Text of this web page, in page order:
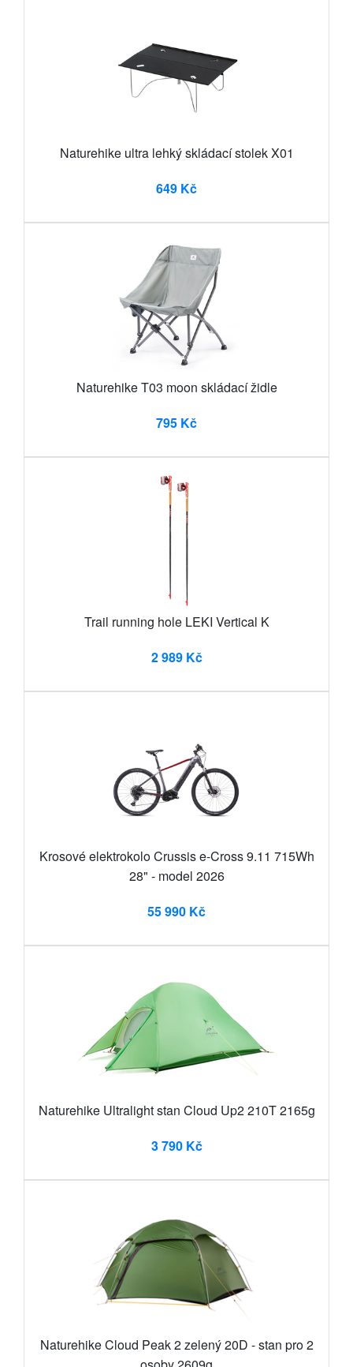
Naturehike ultra lehký skládací stolek X01
649 Kč
Naturehike T03 moon skládací židle
795 Kč
Trail running hole LEKI Vertical K
2 989 Kč
Krosové elektrokolo Crussis e-Cross 9.11 715Wh
28" - model 2026
55 990 Kč
Naturehike Ultralight stan Cloud Up2 210T 2165g
3 790 Kč
Naturehike Cloud Peak 2 zelený 20D - stan pro 2